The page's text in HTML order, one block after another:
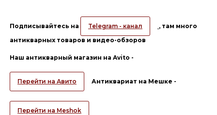
Подписывайтесь на Telegram - канал
, там много
антикварных товаров и видео-обзоров
Наш антикварный магазин на Avito -
Перейти на Авито Антиквариат на Мешке -
Перейти на Meshok